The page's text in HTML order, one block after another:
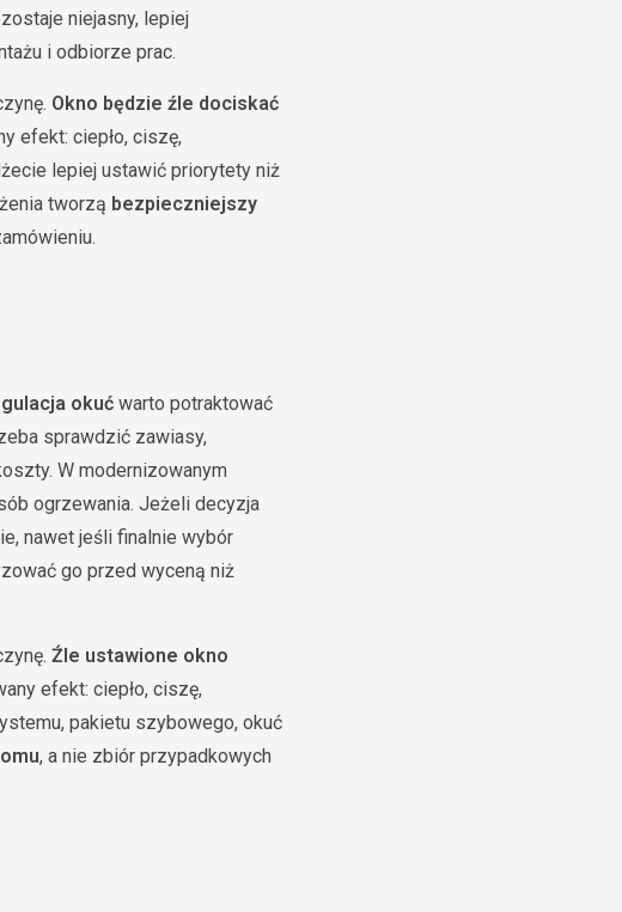
niejasny, lepiej
i odbiorze prac.
Okno będzie źle dociskać
efekt: ciepło, ciszę,
lepiej ustawić priorytety niż
tworzą bezpieczniejszy
okuć warto potraktować
sprawdzić zawiasy,
W modernizowanym
ogrzewania. Jeżeli decyzja
nawet jeśli finalnie wybór
go przed wyceną niż
Źle ustawione okno
efekt: ciepło, ciszę,
pakietu szybowego, okuć
, a nie zbiór przypadkowych